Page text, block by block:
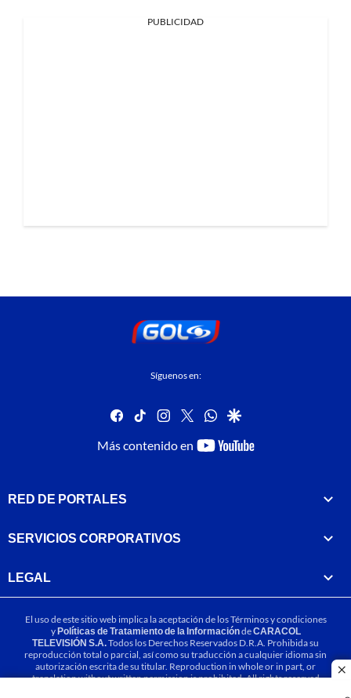
PUBLICIDAD
Síguenos en:
facebook
tiktok instagram
twitterwhatsapp
google
Más contenido en
youtube-
RED DE PORTALES
SERVICIOS CORPORATIVOS
LEGAL
El uso de este sitio web implica la aceptación de losTérminos y condiciones
yPolíticas de Tratamiento de la InformacióndeCARACOL
TELEVISIÓN S.A.Todos los Derechos Reservados D.R.A. Prohibida su
reproducción total o parcial, así como su traducción a cualquier idioma sin
autorización escrita de su titular. Reproduction in whole or in part, or
translation without written permission is prohibited. All rights reserved